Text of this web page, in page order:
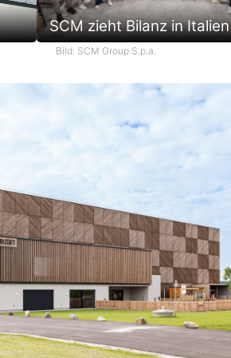
SCM zieht Bilanz in Italien
Bild: SCM Group S.p.a.